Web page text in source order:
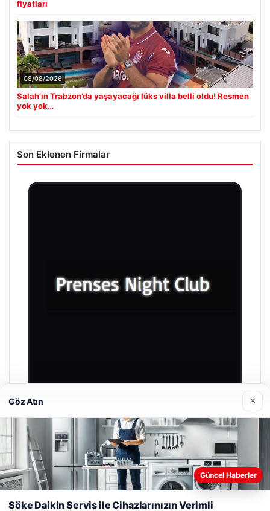
fiyatları
08/08/2026
Salah’ın Trabzon’da yaşayacağı lüks villa belli oldu! Resmen
yok yok…
Son Eklenen Firmalar
Prenses Night Club
04/29/2026
Web sitemizi nasıl kullandığınızı daha iyi anlayabilmek,
kullanıyoruz.Çerez Politikamız
Göz Atın ×
Güncel Haberler
Söke Daikin Servis ile Cihazlarınızın Verimli